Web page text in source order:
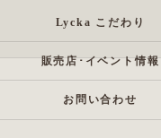
Lycka こだわり
販売店･イベント情報
お問い合わせ